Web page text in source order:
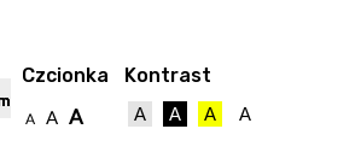
Czcionka
A A A
Kontrast
A A A A